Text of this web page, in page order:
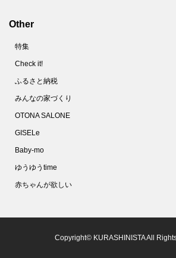
Other
特集
Check it!
ふるさと納税
みんなの家づくり
OTONA SALONE
GISELe
Baby-mo
ゆうゆうtime
赤ちゃんが欲しい
Copyright© KURASHINISTA All